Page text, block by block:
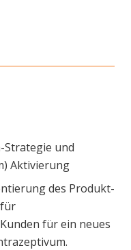
Strategie und
Aktivierung
des Produkt-
für ein neues